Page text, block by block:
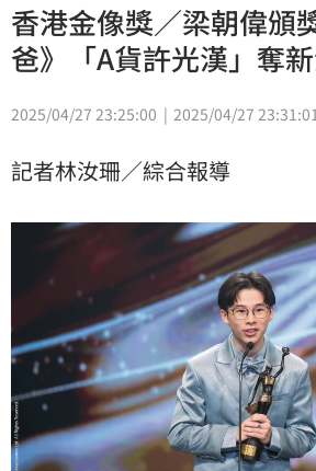
香港金像獎／梁朝偉頒
爸》「A貨許光漢」奪
2025/04/27 23:25:00 2025/04/27 23:31:01
記者林汝珊／綜合報導